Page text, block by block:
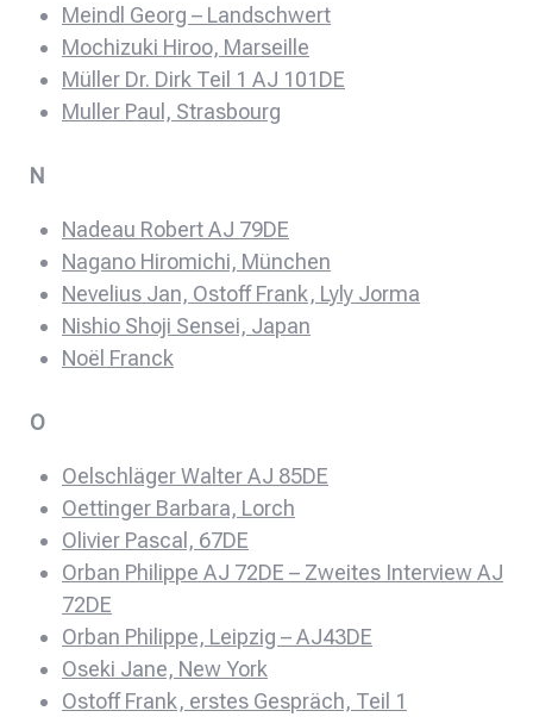
Meindl Georg – Landschwert
Mochizuki Hiroo, Marseille
Müller Dr. Dirk Teil 1 AJ 101DE
Muller Paul, Strasbourg
N
Nadeau Robert AJ 79DE
Nagano Hiromichi, München
Nevelius Jan, Ostoff Frank, Lyly Jorma
Nishio Shoji Sensei, Japan
Noël Franck
O
Oelschläger Walter AJ 85DE
Oettinger Barbara, Lorch
Olivier Pascal, 67DE
Orban Philippe AJ 72DE – Zweites Interview AJ
72DE
Orban Philippe, Leipzig – AJ43DE
Oseki Jane, New York
Ostoff Frank, erstes Gespräch, Teil 1